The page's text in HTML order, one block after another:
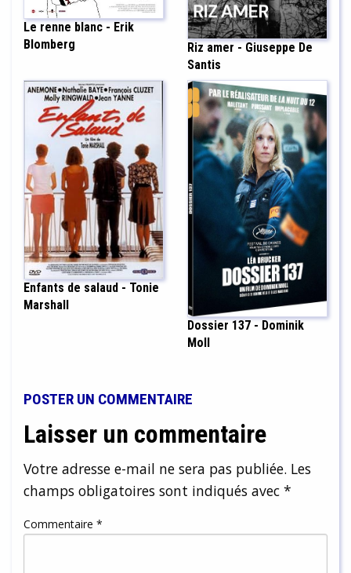
Le renne blanc - Erik
Blomberg
Riz amer - Giuseppe De
Santis
Enfants de salaud - Tonie
Marshall
Dossier 137 - Dominik
Moll
POSTER UN COMMENTAIRE
Laisser un commentaire
Votre adresse e-mail ne sera pas publiée. Les
champs obligatoires sont indiqués avec *
Commentaire *